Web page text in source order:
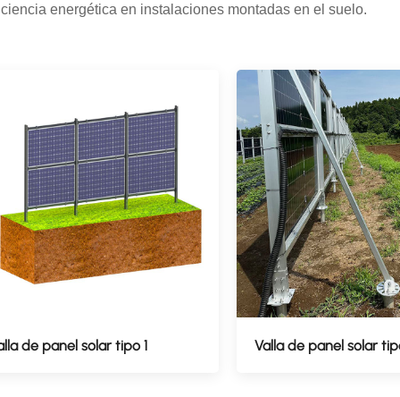
energética en instalaciones montadas en el suelo.
de panel solar tipo 1 Valla de panel solar